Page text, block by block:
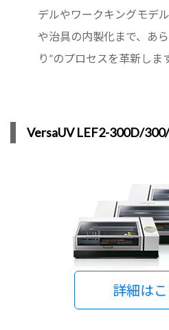
デルやワークキングモデ
や治具の内製化まで、あ
り”のプロセスを革新しま
VersaUV LEF2-300D/
詳細は